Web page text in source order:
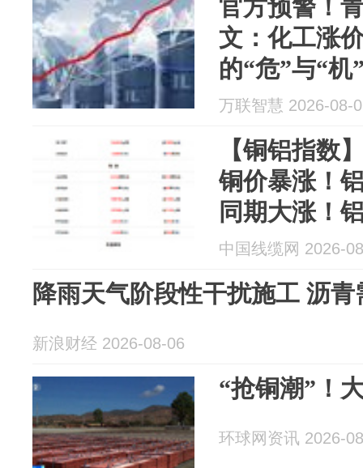
官方预警！
文：化工涨
的“危”与“机
万联智慧 2026-08-
【铜铝指数
铜价暴涨！
同期大涨！
中国线缆网 2026-
降雨天气阶段性干扰施工 沥
新浪财经 2026-08-06
“抢铜潮”！
环球网资讯 2026-